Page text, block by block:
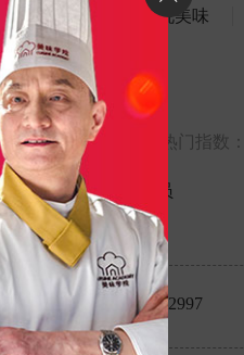
学生作品 图说美味
业班
品 热门西点 市场热门指数：
、在岗投资、就业人员
获取最新优惠
报名人数：2997